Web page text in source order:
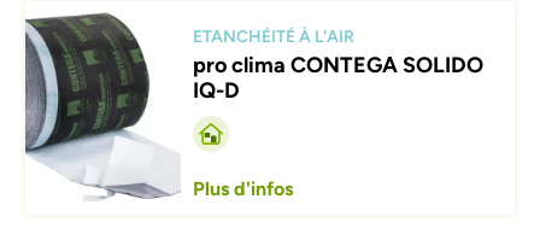
Afbeelding
ETANCHÉITÉ À L'AIR
pro clima CONTEGA SOLIDO
IQ-D
Plus d'infos